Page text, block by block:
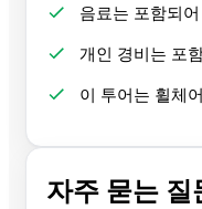
음료는 포함되
개인 경비는 포
이 투어는 휠체
자주 묻는 질